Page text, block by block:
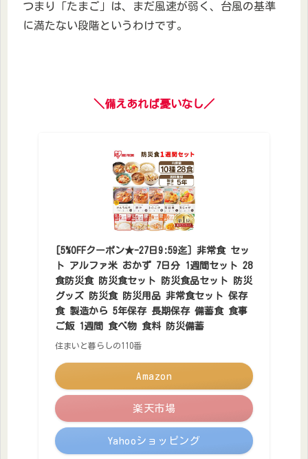
つまり「たまご」は、まだ風速が弱く、台風の基準
に満たない段階というわけです。
＼備えあれば憂いなし／
[5%OFFクーポン★-27日9:59迄］非常食 セッ
ト アルファ米 おかず 7日分 1週間セット 28
食防災食 防災食セット 防災食品セット 防災
グッズ 防災食 防災用品 非常食セット 保存
食 製造から 5年保存 長期保存 備蓄食 食事
ご飯 1週間 食べ物 食料 防災備蓄
住まいと暮らしの110番
Amazon
楽天市場
Yahooショッピング